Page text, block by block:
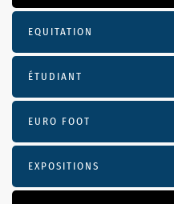
EQUITATION
ÉTUDIANT
EURO FOOT
EXPOSITIONS